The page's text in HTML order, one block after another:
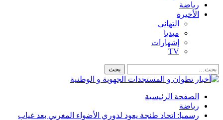
رياضة
الأخيرة
التهاني
ميديا
إشهارات
TV
الصفحة الرئيسية
رياضة
رسميا: اتحاد طنجة يعود لدوري الأضواء المغربي بعد غياب